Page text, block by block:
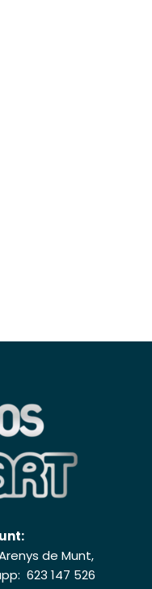
de Munt,
623 147 526